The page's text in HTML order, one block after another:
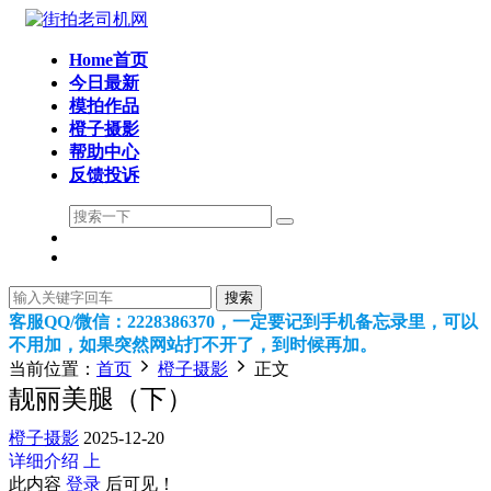
Home首页
今日最新
模拍作品
橙子摄影
帮助中心
反馈投诉
搜索
客服QQ/微信：2228386370，一定要记到手机备忘录里，可以
不用加，如果突然网站打不开了，到时候再加。
当前位置： 首页 橙子摄影 正文
靓丽美腿（下）
橙子摄影 2025-12-20
详细介绍
上
此内容 登录 后可见！